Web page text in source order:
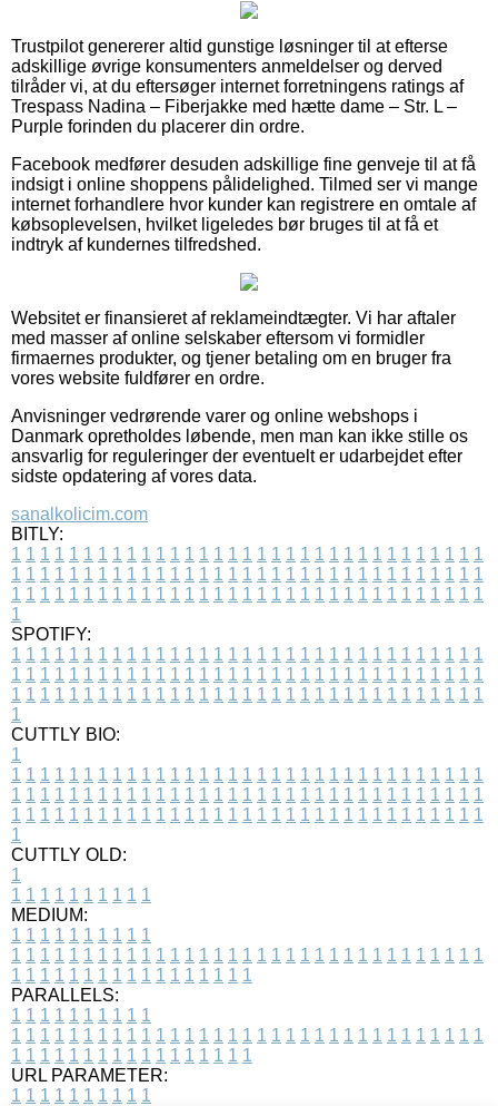
Trustpilot genererer altid gunstige løsninger til at efterse
adskillige øvrige konsumenters anmeldelser og derved
tilråder vi, at du eftersøger internet forretningens ratings af
Trespass Nadina – Fiberjakke med hætte dame – Str. L –
Purple forinden du placerer din ordre.
Facebook medfører desuden adskillige fine genveje til at få
indsigt i online shoppens pålidelighed. Tilmed ser vi mange
internet forhandlere hvor kunder kan registrere en omtale af
købsoplevelsen, hvilket ligeledes bør bruges til at få et
indtryk af kundernes tilfredshed.
Websitet er finansieret af reklameindtægter. Vi har aftaler
med masser af online selskaber eftersom vi formidler
firmaernes produkter, og tjener betaling om en bruger fra
vores website fuldfører en ordre.
Anvisninger vedrørende varer og online webshops i
Danmark opretholdes løbende, men man kan ikke stille os
ansvarlig for reguleringer der eventuelt er udarbejdet efter
sidste opdatering af vores data.
sanalkolicim.com
BITLY:
1 1 1 1 1 1 1 1 1 1 1 1 1 1 1 1 1 1 1 1 1 1 1 1 1 1 1 1 1 1 1 1 1
1 1 1 1 1 1 1 1 1 1 1 1 1 1 1 1 1 1 1 1 1 1 1 1 1 1 1 1 1 1 1 1 1
1 1 1 1 1 1 1 1 1 1 1 1 1 1 1 1 1 1 1 1 1 1 1 1 1 1 1 1 1 1 1 1 1
1
SPOTIFY:
1 1 1 1 1 1 1 1 1 1 1 1 1 1 1 1 1 1 1 1 1 1 1 1 1 1 1 1 1 1 1 1 1
1 1 1 1 1 1 1 1 1 1 1 1 1 1 1 1 1 1 1 1 1 1 1 1 1 1 1 1 1 1 1 1 1
1 1 1 1 1 1 1 1 1 1 1 1 1 1 1 1 1 1 1 1 1 1 1 1 1 1 1 1 1 1 1 1 1
1
CUTTLY BIO:
1
1 1 1 1 1 1 1 1 1 1 1 1 1 1 1 1 1 1 1 1 1 1 1 1 1 1 1 1 1 1 1 1 1
1 1 1 1 1 1 1 1 1 1 1 1 1 1 1 1 1 1 1 1 1 1 1 1 1 1 1 1 1 1 1 1 1
1 1 1 1 1 1 1 1 1 1 1 1 1 1 1 1 1 1 1 1 1 1 1 1 1 1 1 1 1 1 1 1 1
1
CUTTLY OLD:
1
1 1 1 1 1 1 1 1 1 1
MEDIUM:
1 1 1 1 1 1 1 1 1 1
1 1 1 1 1 1 1 1 1 1 1 1 1 1 1 1 1 1 1 1 1 1 1 1 1 1 1 1 1 1 1 1 1
1 1 1 1 1 1 1 1 1 1 1 1 1 1 1 1 1
PARALLELS:
1 1 1 1 1 1 1 1 1 1
1 1 1 1 1 1 1 1 1 1 1 1 1 1 1 1 1 1 1 1 1 1 1 1 1 1 1 1 1 1 1 1 1
1 1 1 1 1 1 1 1 1 1 1 1 1 1 1 1 1
URL PARAMETER:
1 1 1 1 1 1 1 1 1 1